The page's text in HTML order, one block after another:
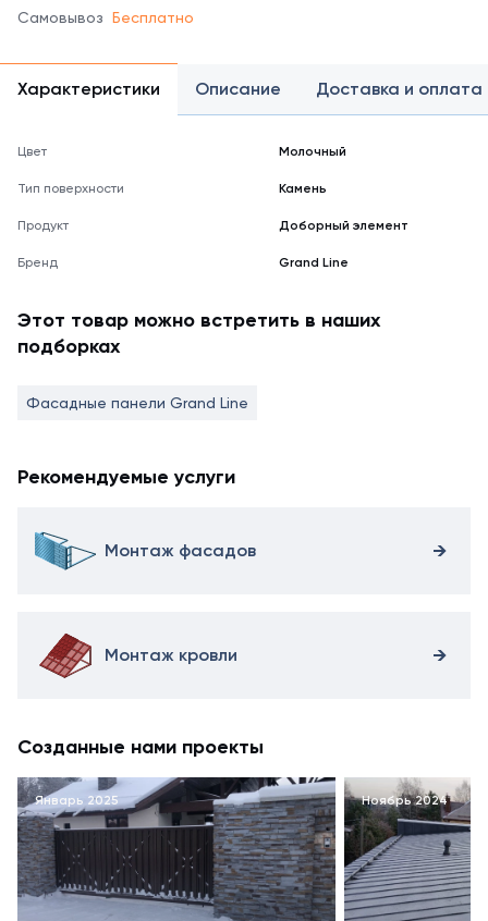
Самовывоз Бесплатно
Характеристики Описание Доставка и оплата
Цвет Молочный
Тип поверхности Камень
Продукт Доборный элемент
Бренд Grand Line
Этот товар можно встретить в наших
подборках
Фасадные панели Grand Line
Рекомендуемые услуги
Монтаж фасадов
Монтаж кровли
Созданные нами проекты
Январь 2025 Ноябрь 2024